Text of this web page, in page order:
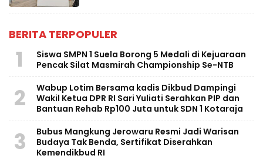
BERITA TERPOPULER
1
Siswa SMPN 1 Suela Borong 5 Medali di Kejuaraan
Pencak Silat Masmirah Championship Se-NTB
2
Wabup Lotim Bersama kadis Dikbud Dampingi
Wakil Ketua DPR RI Sari Yuliati Serahkan PIP dan
Bantuan Rehab Rp100 Juta untuk SDN 1 Kotaraja
3
Bubus Mangkung Jerowaru Resmi Jadi Warisan
Budaya Tak Benda, Sertifikat Diserahkan
Kemendikbud RI